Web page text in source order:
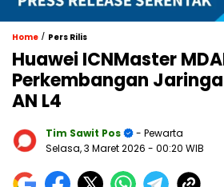
Home / Pers Rilis
Huawei ICNMaster
Perkembangan
AN L4
Tim Sawit Pos
- Pewarta
Selasa, 3 Maret 2026 - 00:20 WIB